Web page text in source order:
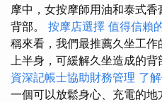
摩中，女按摩師用油和泰式
背部。 按摩店選擇 值得信賴
稱來看，我們最推薦久坐工
上半身，可緩解久坐造成的背
資深記帳士協助財務管理 了
一個可以放鬆身心、充電的地